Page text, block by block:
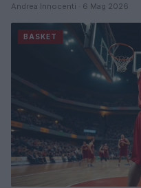
Andrea Innocenti · 6 Mag 2026
BASKET